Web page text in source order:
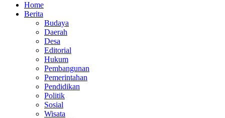
Home
Berita
Budaya
Daerah
Desa
Editorial
Hukum
Pembangunan
Pemerintahan
Pendidikan
Politik
Sosial
Wisata